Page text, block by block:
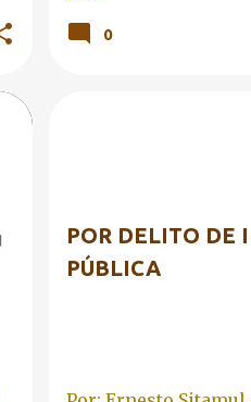
0
POR DELITO DE
PÚBLICA